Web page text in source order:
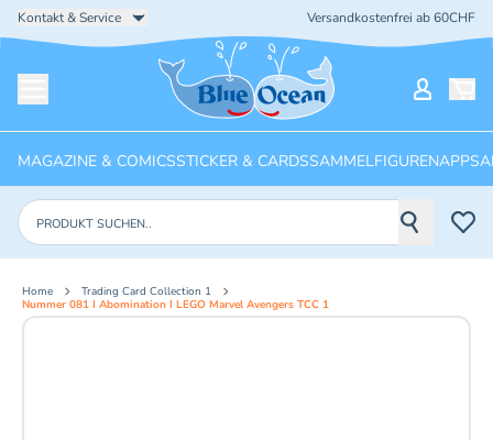
Kontakt & Service Versandkostenfrei ab 60CHF
Startseite
MAGAZINE & COMICSSTICKER & CARDSSAMMELFIGURENAPPS
Produkte suchen
Home
Trading Card Collection 1
Nummer 081 I Abomination I LEGO Marvel Avengers TCC 1